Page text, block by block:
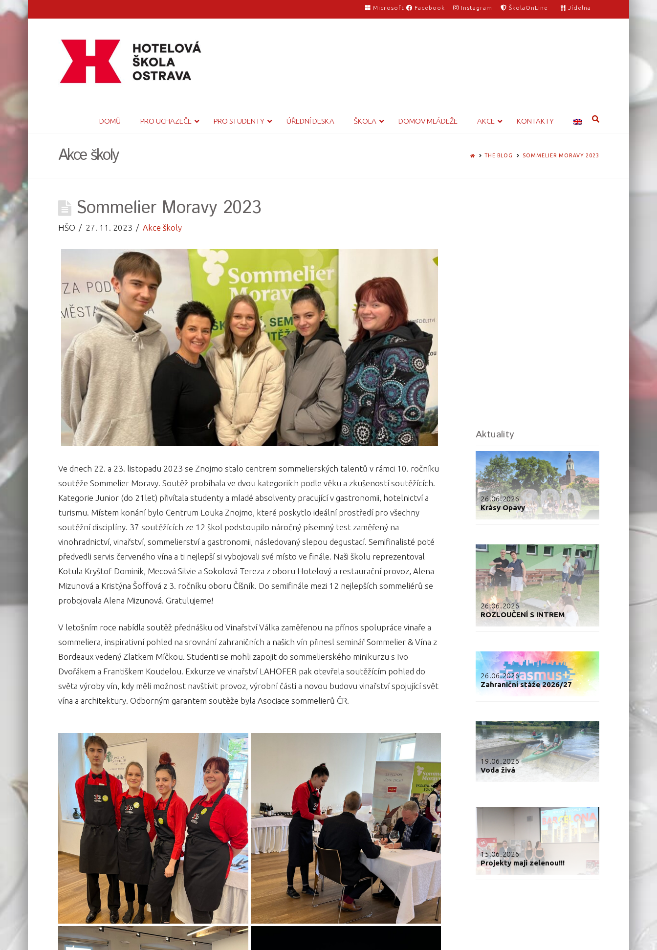
Microsoft Facebook Instagram ŠkolaOnLine Jídelna
DOMŮ PRO UCHAZEČE PRO STUDENTY ÚŘEDNÍ DESKA ŠKOLA DOMOV MLÁDEŽE AKCE KONTAKTY
Akce školy HOMETHE BLOG SOMMELIER MORAVY 2023
Sommelier Moravy 2023
HŠO 27. 11. 2023 Akce školy
Ve dnech 22. a 23. listopadu 2023 se Znojmo stalo centrem sommelierských talentů v rámci 10. ročníku
soutěže Sommelier Moravy. Soutěž probíhala ve dvou kategoriích podle věku a zkušeností soutěžících.
Kategorie Junior (do 21let) přivítala studenty a mladé absolventy pracující v gastronomii, hotelnictví a
turismu. Místem konání bylo Centrum Louka Znojmo, které poskytlo ideální prostředí pro všechny
soutěžní disciplíny. 37 soutěžících ze 12 škol podstoupilo náročný písemný test zaměřený na
vinohradnictví, vinařství, sommelierství a gastronomii, následovaný slepou degustací. Semifinalisté poté
předvedli servis červeného vína a ti nejlepší si vybojovali své místo ve finále. Naši školu reprezentoval
Kotula Kryštof Dominik, Mecová Silvie a Sokolová Tereza z oboru Hotelový a restaurační provoz, Alena
Mizunová a Kristýna Šoffová z 3. ročníku oboru Číšník. Do semifinále mezi 12 nejlepších sommeliérů se
probojovala Alena Mizunová. Gratulujeme!
V letošním roce nabídla soutěž přednášku od Vinařství Válka zaměřenou na přínos spolupráce vinaře a
sommeliera, inspirativní pohled na srovnání zahraničních a našich vín přinesl seminář Sommelier & Vína z
Bordeaux vedený Zlatkem Míčkou. Studenti se mohli zapojit do sommelierského minikurzu s Ivo
Dvořákem a Františkem Koudelou. Exkurze ve vinařství LAHOFER pak otevřela soutěžícím pohled do
světa výroby vín, kdy měli možnost navštívit provoz, výrobní části a novou budovu vinařství spojující svět
vína a architektury. Odborným garantem soutěže byla Asociace sommelierů ČR.
Aktuality
26.06.2026
Krásy Opavy
26.06.2026
ROZLOUČENÍ S INTREM
26.06.2026
Zahraniční stáže 2026/27
19.06.2026
Voda živá
15.06.2026
Projekty mají zelenou!!!